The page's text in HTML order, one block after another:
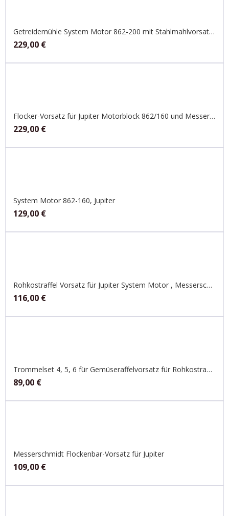
Getreidemühle System Motor 862-200 mit Stahlmahlvorsatz, Jupiter
229,00 €
Flocker-Vorsatz für Jupiter Motorblock 862/160 und Messerschmidt Handset
229,00 €
System Motor 862-160, Jupiter
129,00 €
Rohkostraffel Vorsatz für Jupiter System Motor , Messerschmidt Handset
116,00 €
Trommelset 4, 5, 6 für Gemüseraffelvorsatz für Rohkostraffel , Jupiter
89,00 €
Messerschmidt Flockenbar-Vorsatz für Jupiter
109,00 €